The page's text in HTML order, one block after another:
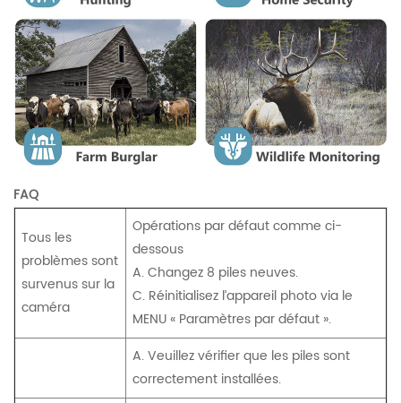
FAQ
Tous les
problèmes sont
survenus sur la
caméra
Opérations par défaut comme ci-
dessous
A. Changez 8 piles neuves.
C. Réinitialisez l’appareil photo via le
MENU « Paramètres par défaut ».
A. Veuillez vérifier que les piles sont
correctement installées.